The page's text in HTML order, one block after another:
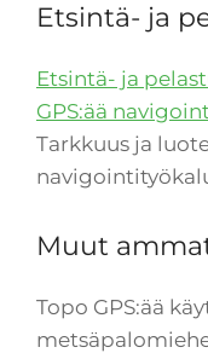
Etsintä- ja
Etsintä- ja
GPS:ää
Tarkkuus ja
Muut
Topo GPS:ää